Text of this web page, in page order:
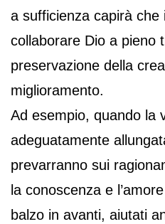
a sufficienza capirà che
collaborare Dio a pieno
preservazione della
miglioramento.
Ad esempio, quando la
adeguatamente
prevarranno sui
la conoscenza e
balzo in avanti, aiutati